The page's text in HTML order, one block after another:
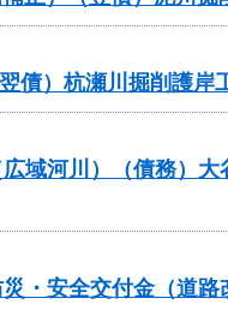
債）杭瀬川掘削護岸
域河川）（債務）
・安全交付金（道